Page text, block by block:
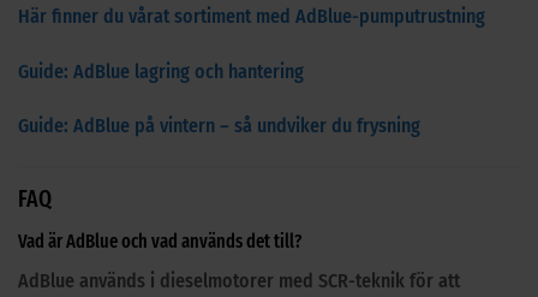
Här finner du vårat sortiment med AdBlue-pumputrustning
Guide: AdBlue lagring och hantering
Guide: AdBlue på vintern – så undviker du frysning
FAQ
Vad är AdBlue och vad används det till?
AdBlue används i dieselmotorer med SCR-teknik för att